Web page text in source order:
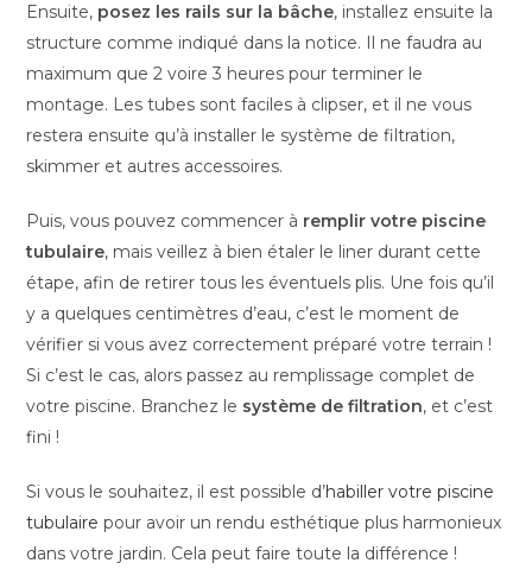
Ensuite, posez les rails sur la bâche, installez ensuite la
structure comme indiqué dans la notice. Il ne faudra au
maximum que 2 voire 3 heures pour terminer le
montage. Les tubes sont faciles à clipser, et il ne vous
restera ensuite qu’à installer le système de filtration,
skimmer et autres accessoires.
Puis, vous pouvez commencer à remplir votre piscine
tubulaire, mais veillez à bien étaler le liner durant cette
étape, afin de retirer tous les éventuels plis. Une fois qu’il
y a quelques centimètres d’eau, c’est le moment de
vérifier si vous avez correctement préparé votre terrain !
Si c’est le cas, alors passez au remplissage complet de
votre piscine. Branchez le système de filtration, et c’est
fini !
Si vous le souhaitez, il est possible d’habiller votre piscine
tubulaire pour avoir un rendu esthétique plus harmonieux
dans votre jardin. Cela peut faire toute la différence !